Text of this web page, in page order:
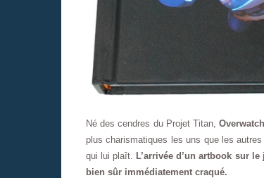
Né des cendres du Projet Titan,
plus charismatiques les uns que les
qui lui plaît. L’arrivée d’un artbook sur
bien sûr immédiatement craqué.